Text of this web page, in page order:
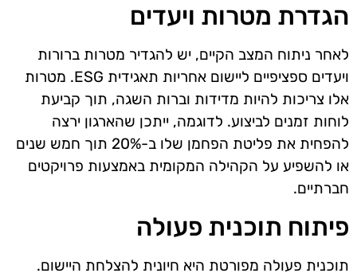
הגדרת מטרות ויעדים
לאחר ניתוח המצב הקיים, יש להגדיר מטרות ברורות
ויעדים ספציפיים ליישום אחריות תאגידית ESG. מטרות
אלו צריכות להיות מדידות וברות השגה, תוך קביעת
לוחות זמנים לביצוע. לדוגמה, ייתכן שהארגון ירצה
להפחית את פליטת הפחמן שלו ב-20% תוך חמש שנים
או להשפיע על הקהילה המקומית באמצעות פרויקטים
חברתיים.
פיתוח תוכנית פעולה
תוכנית פעולה מפורטת היא חיונית להצלחת היישום.